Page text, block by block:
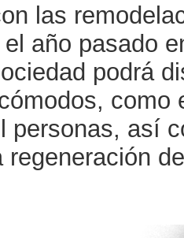
las
el año pasado
podrá
como
personas, así